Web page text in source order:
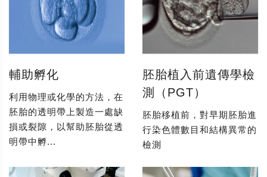
輔助孵化
利用物理或化學的方法，在
胚胎的透明帶上製造一處缺
損或裂隙，以幫助胚胎從透
明帶中孵...
胚胎植入前遺傳學檢
測（PGT）
胚胎移植前，對早期胚胎進
行染色體數目和結構異常的
檢測